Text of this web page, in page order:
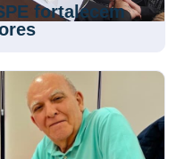
fortalecem